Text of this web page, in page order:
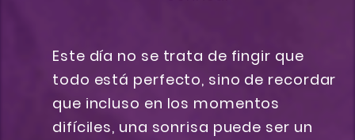
Este día no se trata de fingir que
todo está perfecto, sino de recordar
que incluso en los momentos
difíciles, una sonrisa puede ser un